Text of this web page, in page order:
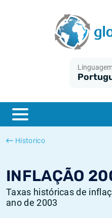
Historico
INFLAÇÃO
Taxas históricas de
ano de 2003
ESTER
SONIA
O que é a inflação do IPC?
O que é a inflação do IHPC?
Inflação Estados Unidos
Inflação Europa
Taxas Euribor históricas
Taxas ESTER históricas
Taxas SONIA históricas
Taxas TONAR históricas
Calculadora de inflação